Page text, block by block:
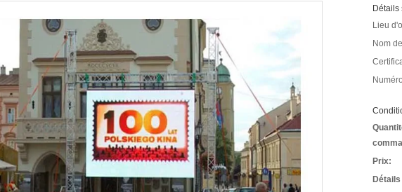
Détails
Lieu
Nom
Prix: